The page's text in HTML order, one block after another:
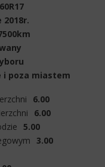
2018r.
i poza miastem
6.00
6.00
5.00
3.00